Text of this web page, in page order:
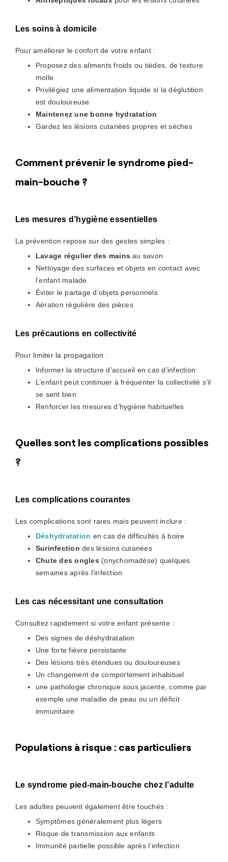
Les soins à domicile
Pour améliorer le confort de votre enfant :
Proposez des aliments froids ou tièdes, de texture
molle
Privilégiez une alimentation liquide si la déglutition
est douloureuse
Maintenez une bonne hydratation
Gardez les lésions cutanées propres et sèches
Comment prévenir le syndrome pied-
main-bouche ?
Les mesures d’hygiène essentielles
La prévention repose sur des gestes simples :
Lavage régulier des mains au savon
Nettoyage des surfaces et objets en contact avec
l’enfant malade
Éviter le partage d’objets personnels
Aération régulière des pièces
Les précautions en collectivité
Pour limiter la propagation :
Informer la structure d’accueil en cas d’infection
L’enfant peut continuer à fréquenter la collectivité s’il
se sent bien
Renforcer les mesures d’hygiène habituelles
Quelles sont les complications possibles
?
Les complications courantes
Les complications sont rares mais peuvent inclure :
Déshydratation en cas de difficultés à boire
Surinfection des lésions cutanées
Chute des ongles (onychomadèse) quelques
semaines après l’infection
Les cas nécessitant une consultation
Consultez rapidement si votre enfant présente :
Des signes de déshydratation
Une forte fièvre persistante
Des lésions très étendues ou douloureuses
Un changement de comportement inhabituel
une pathologie chronique sous jacente, comme par
exemple une maladie de peau ou un déficit
immunitaire
Populations à risque : cas particuliers
Le syndrome pied-main-bouche chez l’adulte
Les adultes peuvent également être touchés :
Symptômes généralement plus légers
Risque de transmission aux enfants
Immunité partielle possible après l’infection